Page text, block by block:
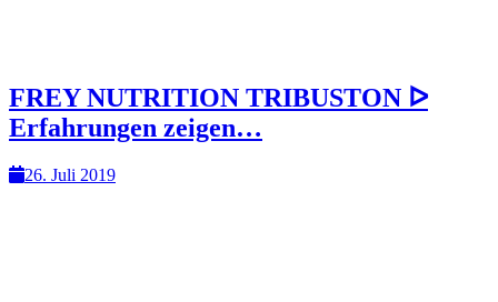
FREY NUTRITION TRIBUSTON ᐅ
Erfahrungen zeigen…
26. Juli 2019